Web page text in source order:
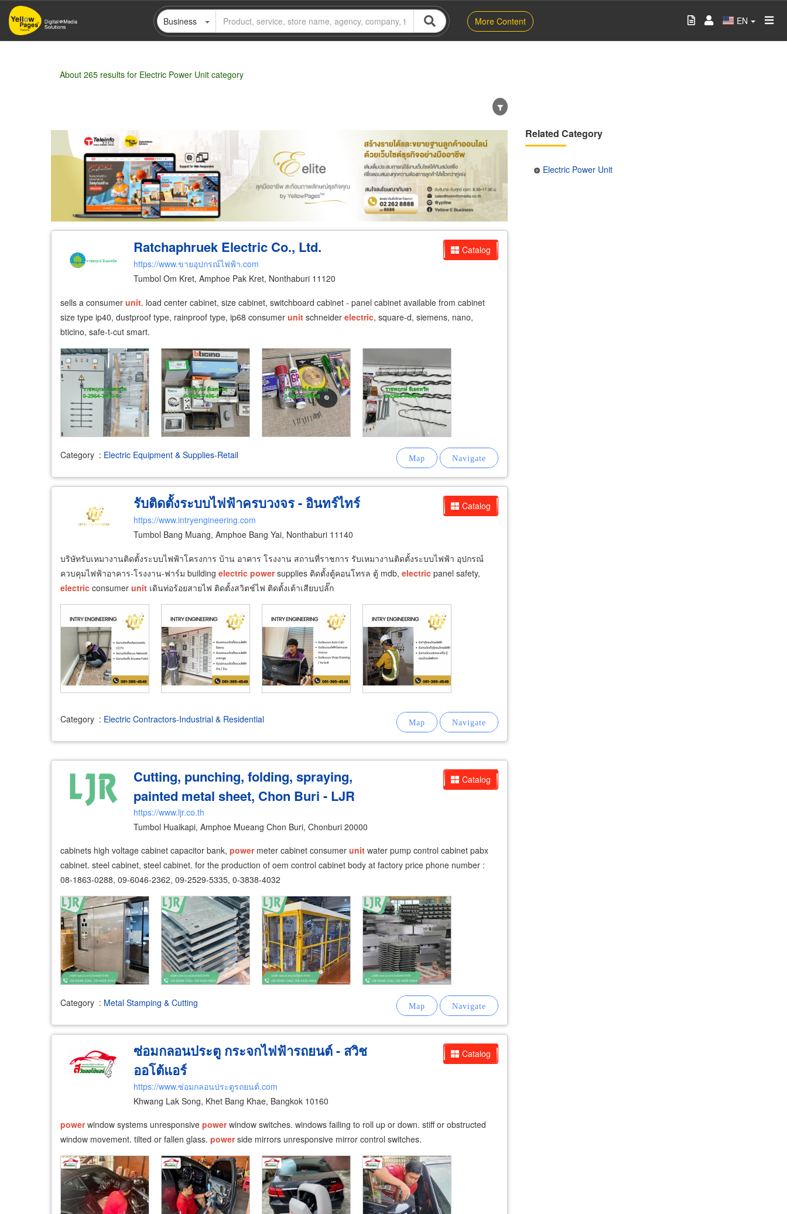
Skip
main
Business More Content EN
About 265 results for Electric Power Unit category
Wholesale Retail Manufacturer Dealer Exporter/Importer Service Business
Catalog
Ratchaphruek Electric Co., Ltd.
https://www.ขายอุปกรณ์ไฟฟ้า.com
Tumbol Om Kret, Amphoe Pak Kret, Nonthaburi 11120
sells a consumer unit. load center cabinet, size cabinet, switchboard cabinet - panel cabinet available from cabinet
size type ip40, dustproof type, rainproof type, ip68 consumer unit schneider electric, square-d, siemens, nano,
bticino, safe-t-cut smart.
Category : Electric Equipment & Supplies-Retail
Catalog
รับติดตั้งระบบไฟฟ้าครบวงจร - อินทร์ไทร์
https://www.intryengineering.com
Tumbol Bang Muang, Amphoe Bang Yai, Nonthaburi 11140
บริษัทรับเหมางานติดตั้งระบบไฟฟ้าโครงการ บ้าน อาคาร โรงงาน สถานที่ราชการ รับเหมางานติดตั้งระบบไฟฟ้า อุปกรณ์
ควบคุมไฟฟ้าอาคาร-โรงงาน-ฟาร์ม building electric powersupplies ติดตั้งตู้คอนโทรล ตู้ mdb, electric panel safety,
electric consumer unit เดินท่อร้อยสายไฟ ติดตั้งสวิตช์ไฟ ติดตั้งเต้าเสียบปลั๊ก
Category : Electric Contractors-Industrial & Residential
Catalog
Cutting, punching, folding, spraying,
painted metal sheet, Chon Buri - LJR
Industry
https://www.ljr.co.th
Tumbol Huaikapi, Amphoe Mueang Chon Buri, Chonburi 20000
cabinets high voltage cabinet capacitor bank, powermeter cabinet consumer unit water pump control cabinet pabx
cabinet. steel cabinet, steel cabinet. for the production of oem control cabinet body at factory price phone number :
08-1863-0288, 09-6046-2362, 09-2529-5335, 0-3838-4032
Category : Metal Stamping & Cutting
Catalog
ซ่อมกลอนประตู กระจกไฟฟ้ารถยนต์ - สวิช
ออโต้แอร์
https://www.ซ่อมกลอนประตูรถยนต์.com
Khwang Lak Song, Khet Bang Khae, Bangkok 10160
powerwindow systems unresponsive powerwindow switches. windows failing to roll up or down. stiff or obstructed
window movement. tilted or fallen glass. powerside mirrors unresponsive mirror control switches.
Related Category
Electric Power Unit